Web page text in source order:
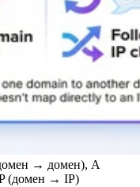
→ домен), A
(домен → IP)